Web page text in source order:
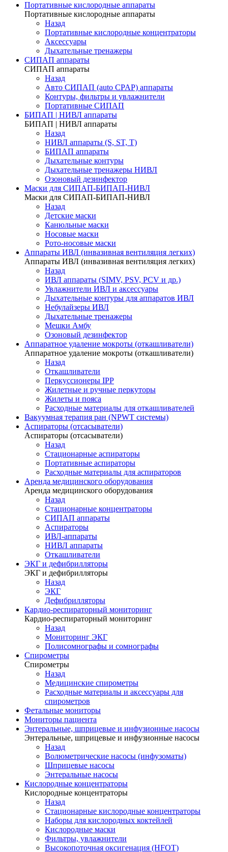
Портативные кислородные аппараты
Портативные кислородные аппараты
Назад
Портативные кислородные концентраторы
Аксессуары
Дыхательные тренажеры
СИПАП аппараты
СИПАП аппараты
Назад
Aвто СИПАП (auto CPAP) аппараты
Контуры, фильтры и увлажнители
Портативные СИПАП
БИПАП | НИВЛ аппараты
БИПАП | НИВЛ аппараты
Назад
НИВЛ аппараты (S, ST, T)
БИПАП аппараты
Дыхательные контуры
Дыхательные тренажеры НИВЛ
Озоновый дезинфектор
Маски для СИПАП-БИПАП-НИВЛ
Маски для СИПАП-БИПАП-НИВЛ
Назад
Детские маски
Канюльные маски
Носовые маски
Рото-носовые маски
Аппараты ИВЛ (инвазивная вентиляция легких)
Аппараты ИВЛ (инвазивная вентиляция легких)
Назад
ИВЛ аппараты (SIMV, PSV, PCV и др.)
Увлажнители ИВЛ и аксессуары
Дыхательные контуры для аппаратов ИВЛ
Небулайзеры ИВЛ
Дыхательные тренажеры
Мешки Амбу
Озоновый дезинфектор
Аппаратное удаление мокроты (откашливатели)
Аппаратное удаление мокроты (откашливатели)
Назад
Откашливатели
Перкуссионеры IPP
Жилетные и ручные перкуторы
Жилеты и пояса
Расходные материалы для откашливателей
Вакуумная терапия ран (NPWT системы)
Аспираторы (отсасыватели)
Аспираторы (отсасыватели)
Назад
Стационарные аспираторы
Портативные аспираторы
Расходные материалы для аспираторов
Аренда медицинского оборудования
Аренда медицинского оборудования
Назад
Стационарные концентраторы
СИПАП аппараты
Аспираторы
ИВЛ-аппараты
НИВЛ аппараты
Откашливатели
ЭКГ и дефибрилляторы
ЭКГ и дефибрилляторы
Назад
ЭКГ
Дефибрилляторы
Кардио-респираторный мониторинг
Кардио-респираторный мониторинг
Назад
Мониторинг ЭКГ
Полисомнографы и сомнографы
Спирометры
Спирометры
Назад
Медицинские спирометры
Расходные материалы и аксессуары для
спирометров
Фетальные мониторы
Мониторы пациента
Энтеральные, шприцевые и инфузионные насосы
Энтеральные, шприцевые и инфузионные насосы
Назад
Волюметрические насосы (инфузоматы)
Шприцевые насосы
Энтеральные насосы
Кислородные концентраторы
Кислородные концентраторы
Назад
Стационарные кислородные концентраторы
Наборы для кислородных коктейлей
Кислородные маски
Фильтры, увлажнители
Высокопоточная оксигенация (HFOT)